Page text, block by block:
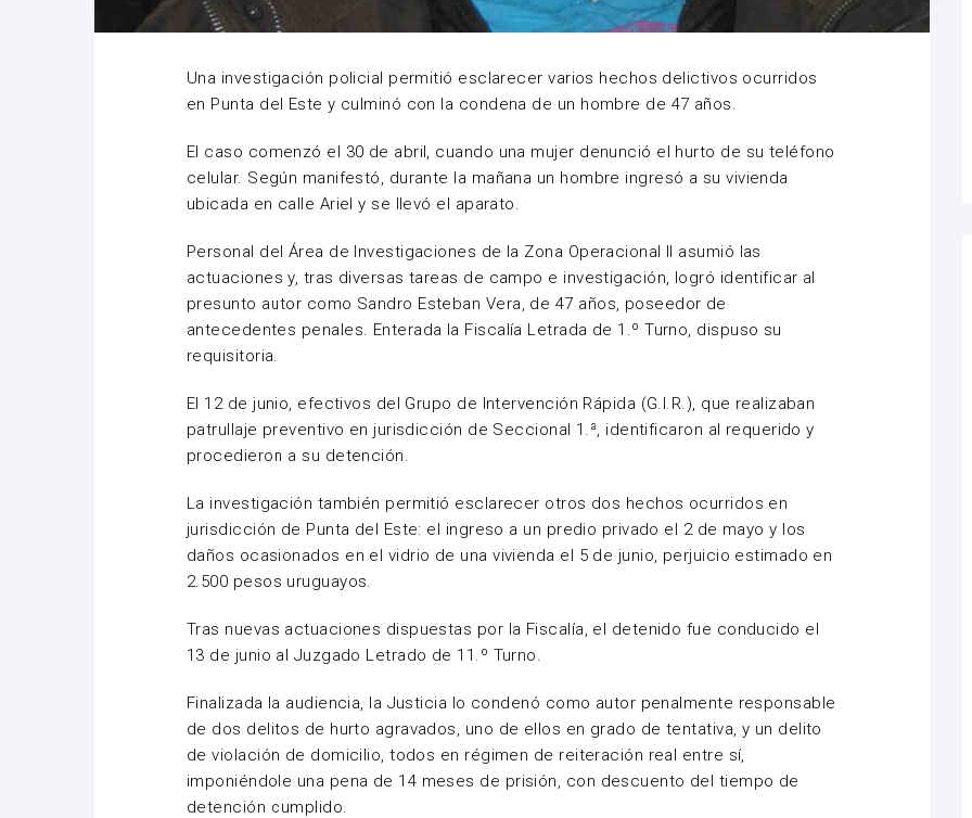
Una investigación policial permitió esclarecer varios hechos delictivos ocurridos
en Punta del Este y culminó con la condena de un hombre de 47 años.
El caso comenzó el 30 de abril, cuando una mujer denunció el hurto de su teléfono
celular. Según manifestó, durante la mañana un hombre ingresó a su vivienda
ubicada en calle Ariel y se llevó el aparato.
Personal del Área de Investigaciones de la Zona Operacional II asumió las
actuaciones y, tras diversas tareas de campo e investigación, logró identificar al
presunto autor como Sandro Esteban Vera, de 47 años, poseedor de
antecedentes penales. Enterada la Fiscalía Letrada de 1.º Turno, dispuso su
requisitoria.
El 12 de junio, efectivos del Grupo de Intervención Rápida (G.I.R.), que realizaban
patrullaje preventivo en jurisdicción de Seccional 1.ª, identificaron al requerido y
procedieron a su detención.
La investigación también permitió esclarecer otros dos hechos ocurridos en
jurisdicción de Punta del Este: el ingreso a un predio privado el 2 de mayo y los
daños ocasionados en el vidrio de una vivienda el 5 de junio, perjuicio estimado en
2.500 pesos uruguayos.
Tras nuevas actuaciones dispuestas por la Fiscalía, el detenido fue conducido el
13 de junio al Juzgado Letrado de 11.º Turno.
Finalizada la audiencia, la Justicia lo condenó como autor penalmente responsable
de dos delitos de hurto agravados, uno de ellos en grado de tentativa, y un delito
de violación de domicilio, todos en régimen de reiteración real entre sí,
imponiéndole una pena de 14 meses de prisión, con descuento del tiempo de
detención cumplido.